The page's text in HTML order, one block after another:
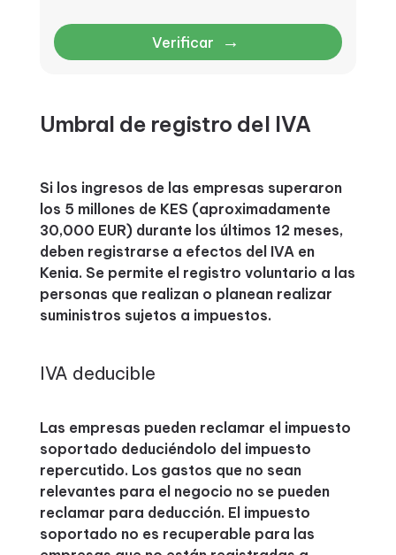
Verificar →
Umbral de registro del IVA
Si los ingresos de las empresas superaron
los 5 millones de KES (aproximadamente
30,000 EUR) durante los últimos 12 meses,
deben registrarse a efectos del IVA en
Kenia. Se permite el registro voluntario a las
personas que realizan o planean realizar
suministros sujetos a impuestos.
IVA deducible
Las empresas pueden reclamar el impuesto
soportado deduciéndolo del impuesto
repercutido. Los gastos que no sean
relevantes para el negocio no se pueden
reclamar para deducción. El impuesto
soportado no es recuperable para las